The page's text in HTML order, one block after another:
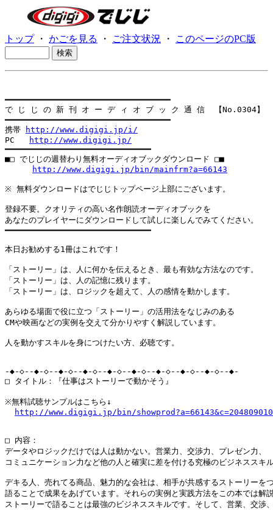
トップ・ かごを見る ・ ご注文状況 ・ このページのPC版
━━━━━━━━━━━━━━━━━━━━━━━━━━━━━━━━━━
で じ じ の 新 刊 オ ー デ ィ オ ブ ッ ク 通 信  【No.0304】
━━━━━━━━━━━━━━━━━━━━━━━━━━━━━━━━━━
携帯
http://www.digigi.jp/i/
PC
http://www.digigi.jp/
━━━━━━━━━━━━━━━━━━━━━━━━━━━━━━
■□ でじじの週替わり無料オーディオブックダウンロード □■
http://www.digigi.jp/bin/mainfrm?a=66143
※ 無料ダウンロードはでじじトップページ上部にございます。
登録不要。クオリティの高い名作朗読オーディオブックを
あなたのプレイヤーにダウンロードして試しに楽しんでみてください。
━━━━━━━━━━━━━━━━━━━━━━━━━━━━━━
本日お勧めする1冊はこれです！
「ストーリー」は、人に何かを伝えるとき、最も有効な方法なのです。
「ストーリー」は、人の記憶に残ります。
「ストーリー」は、ロジックを超えて、人の感情を動かします。
あらゆる場面で役に立つ「ストーリー」の活用法をなじみのある
CMや映画などの実例を交えて分かりやすく解説しています。
人を動かすスキルを身につけたい方、必聴です。
-◆-◇--◆-◇--◆-◇--◆-◇--◆-◇--◆-◇--◆-◇--◆-◇--◆-◇--◆-
□ タイトル：『仕事はストーリーで動かそう』
※無料試聴サンプルはこちら↓
http://www.digigi.jp/bin/
□ 内容：
データやロジックだけでは人は動かない。営業力、交渉力、プレゼン力、
コミュニケーション力など他の人と確実に差を付ける究極のビジネススキ
デキる人、売れてる商品、魅力的な会社は、相手が共感するストーリーを
語ることで成果をあげています。それらの実例と実践方法をこの本では解
ストーリーで語ることは最強のビジネススキルです。そして、営業、交渉